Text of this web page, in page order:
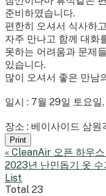
준비하였습니다.
편한히 오셔서 식사하
자주 만나고 함께 대화
못하는 어려움과 문제
있습니다.
많이 오셔서 좋은 만남
일시 : 7월 29일 토요일
장소 : 베이사이드 삼원
Print
« CleanAir 오픈 하우스
2023년 난민돕기 옷 수
List
Total 23